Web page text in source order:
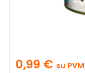
0,99 € su PVM